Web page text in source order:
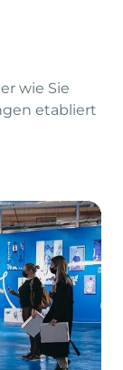
wie Sie
etabliert